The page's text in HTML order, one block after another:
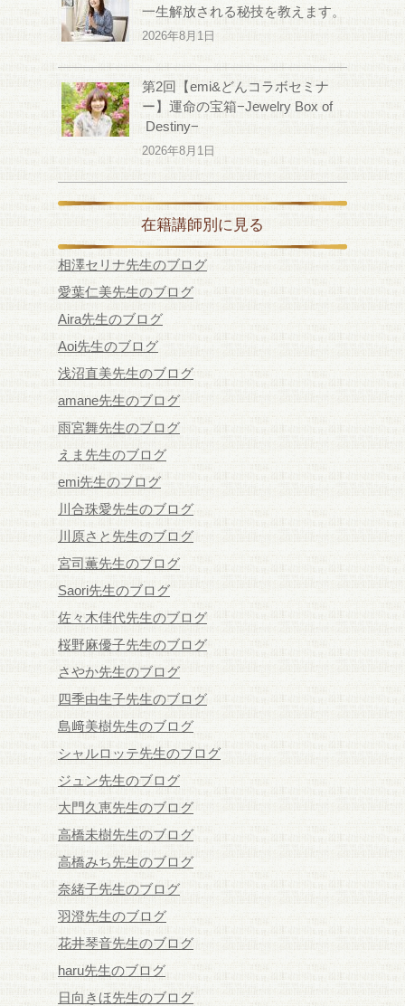
一生解放される秘技を教えます。
2026年8月1日
第2回【emi&どんコラボセミナ
ー】運命の宝箱−Jewelry Box of
Destiny−
2026年8月1日
在籍講師別に見る
相澤セリナ先生のブログ
愛葉仁美先生のブログ
Aira先生のブログ
Aoi先生のブログ
浅沼直美先生のブログ
amane先生のブログ
雨宮舞先生のブログ
えま先生のブログ
emi先生のブログ
川合珠愛先生のブログ
川原さと先生のブログ
宮司薫先生のブログ
Saori先生のブログ
佐々木佳代先生のブログ
桜野麻優子先生のブログ
さやか先生のブログ
四季由生子先生のブログ
島﨑美樹先生のブログ
シャルロッテ先生のブログ
ジュン先生のブログ
大門久恵先生のブログ
高橋未樹先生のブログ
高橋みち先生のブログ
奈緒子先生のブログ
羽澄先生のブログ
花井琴音先生のブログ
haru先生のブログ
日向きほ先生のブログ